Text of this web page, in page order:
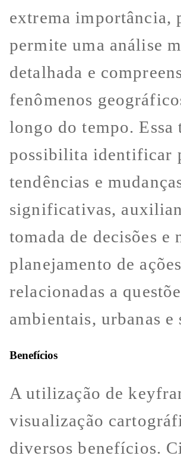
extrema importância,
permite uma análise
detalhada e
fenômenos
longo do tempo. Essa
possibilita identificar
tendências e
significativas,
tomada de decisões e
planejamento de ações
relacionadas a
ambientais, urbanas e
Benefícios
A utilização de
visualização
diversos benefícios.